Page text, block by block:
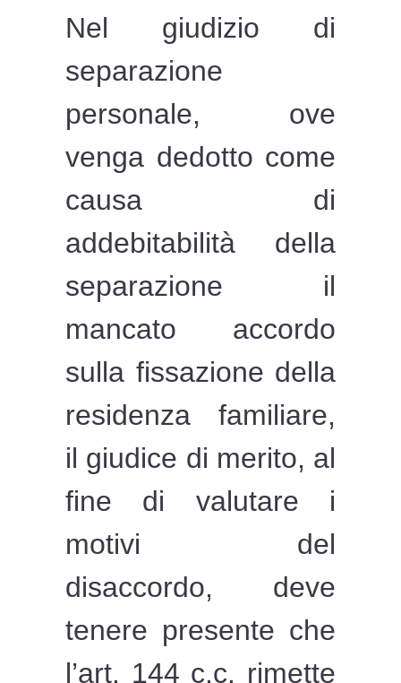
Nel giudizio di
separazione
personale, ove
venga dedotto come
causa di
addebitabilità della
separazione il
mancato accordo
sulla fissazione della
residenza familiare,
il giudice di merito, al
fine di valutare i
motivi del
disaccordo, deve
tenere presente che
l’art. 144 c.c. rimette